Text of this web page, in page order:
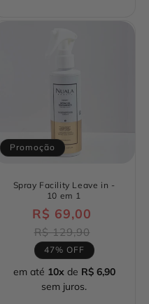
Promoção
Spray Facility Leave in -
10 em 1
R$ 69,00
R$ 129,90
47% OFF
em até 10xde R$ 6,90
sem juros.